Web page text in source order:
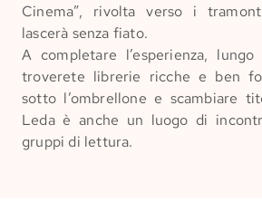
Cinema”, rivolta verso i
lascerà senza fiato.
A completare l’esperienza,
troverete librerie ricche e ben
sotto l’ombrellone e scambiare
Leda è anche un luogo di
gruppi di lettura.